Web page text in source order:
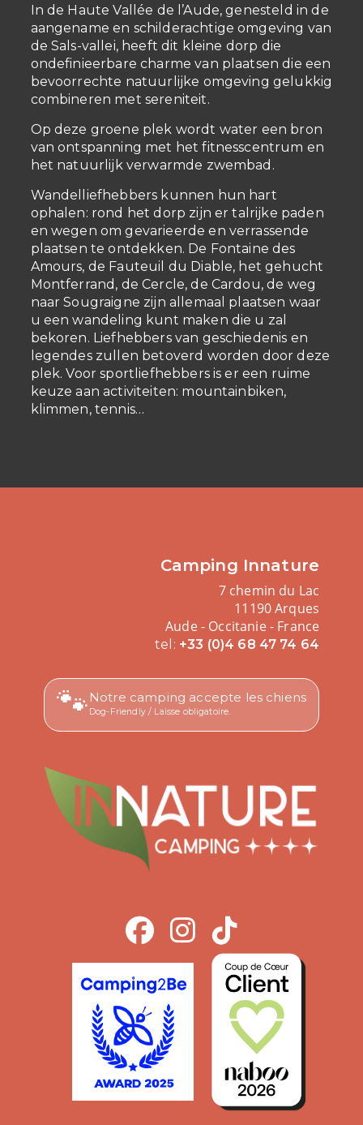
In de Haute Vallée de l’Aude, genesteld in de
aangename en schilderachtige omgeving van
de Sals-vallei, heeft dit kleine dorp die
ondefinieerbare charme van plaatsen die een
bevoorrechte natuurlijke omgeving gelukkig
combineren met sereniteit.
Op deze groene plek wordt water een bron
van ontspanning met het fitnesscentrum en
het natuurlijk verwarmde zwembad.
Wandelliefhebbers kunnen hun hart
ophalen: rond het dorp zijn er talrijke paden
en wegen om gevarieerde en verrassende
plaatsen te ontdekken. De Fontaine des
Amours, de Fauteuil du Diable, het gehucht
Montferrand, de Cercle, de Cardou, de weg
naar Sougraigne zijn allemaal plaatsen waar
u een wandeling kunt maken die u zal
bekoren. Liefhebbers van geschiedenis en
legendes zullen betoverd worden door deze
plek. Voor sportliefhebbers is er een ruime
keuze aan activiteiten: mountainbiken,
klimmen, tennis…
Camping Innature
7 chemin du Lac
11190 Arques
Aude - Occitanie - France
tel: +33 (0)4 68 47 74 64
🐾 Notre camping accepte les chiens
Dog-Friendly / Laisse obligatoire.